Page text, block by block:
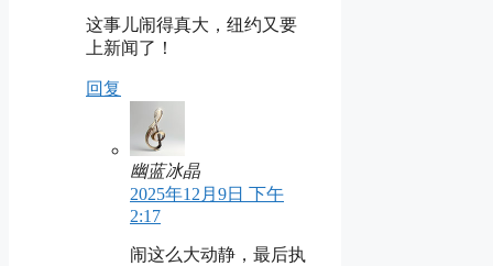
这事儿闹得真大，纽约又要
上新闻了！
回复
幽蓝冰晶
2025年12月9日 下午
2:17
闹这么大动静，最后执